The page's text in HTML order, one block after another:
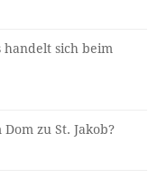
handelt sich beim
zu St. Jakob?